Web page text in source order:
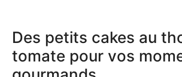
Des petits cakes au
tomate pour vos